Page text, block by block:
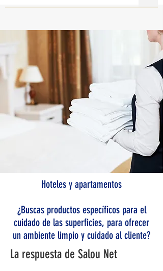
Hoteles y apartamentos
¿Buscas productos específicos para el
cuidado de las superficies, para ofrecer
un ambiente limpio y cuidado al cliente?
La respuesta de Salou Net